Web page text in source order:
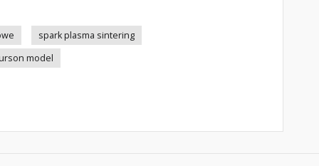
spark plasma sintering
model